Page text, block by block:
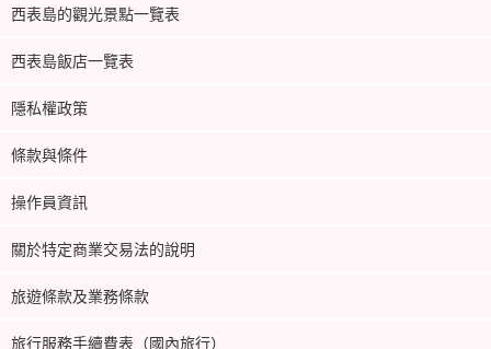
西表島的觀光景點一覽表
西表島飯店一覽表
隱私權政策
條款與條件
操作員資訊
關於特定商業交易法的說明
旅遊條款及業務條款
旅行服務手續費表（國內旅行）